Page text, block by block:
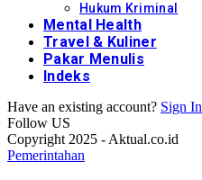
Hukum Kriminal
Mental Health
Travel & Kuliner
Pakar Menulis
Indeks
Have an existing account? Sign In
Follow US
Copyright 2025 - Aktual.co.id
Pemerintahan